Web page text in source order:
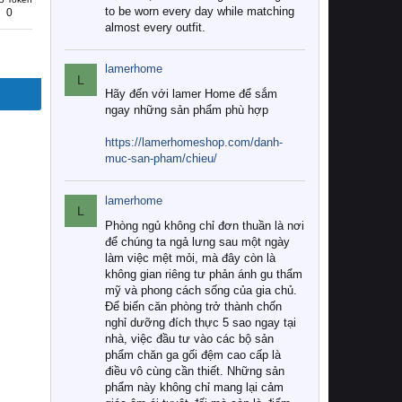
0
to be worn every day while matching
almost every outfit.
L
lamerhome
Hãy đến với lamer Home để sắm
ngay những sản phẩm phù hợp
https://lamerhomeshop.com/danh-
muc-san-pham/chieu/
L
lamerhome
Phòng ngủ không chỉ đơn thuần là nơi
để chúng ta ngả lưng sau một ngày
làm việc mệt mỏi, mà đây còn là
không gian riêng tư phản ánh gu thẩm
mỹ và phong cách sống của gia chủ.
Để biến căn phòng trở thành chốn
nghỉ dưỡng đích thực 5 sao ngay tại
nhà, việc đầu tư vào các bộ sản
phẩm chăn ga gối đệm cao cấp là
điều vô cùng cần thiết. Những sản
phẩm này không chỉ mang lại cảm